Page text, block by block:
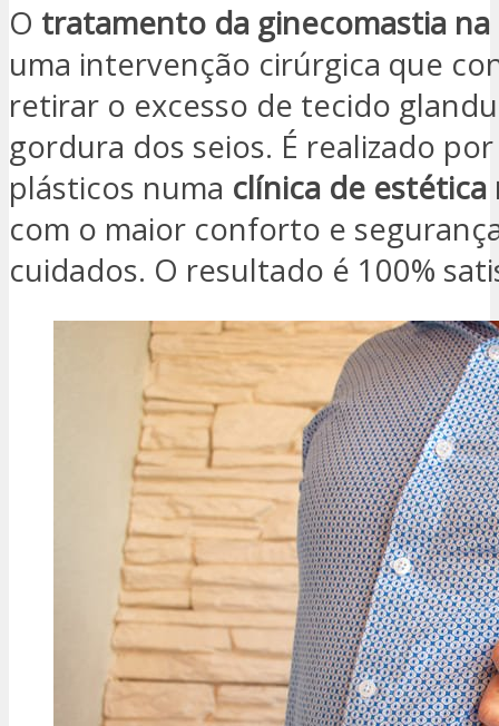
O tratamento da ginecomastia na
uma intervenção cirúrgica que
retirar o excesso de tecido
gordura dos seios. É realizado
plásticos numa clínica de estética
com o maior conforto e
cuidados. O resultado é 100%